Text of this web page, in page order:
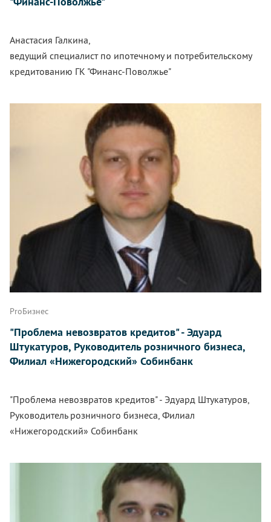
Анастасия Галкина,
ведущий специалист по ипотечному и потребительскому
кредитованию ГК "Финанс-Поволжье"
ProБизнес
"Проблема невозвратов кредитов" - Эдуард
Штукатуров, Руководитель розничного бизнеса,
Филиал «Нижегородский» Собинбанк
"Проблема невозвратов кредитов" - Эдуард Штукатуров,
Руководитель розничного бизнеса, Филиал
«Нижегородский» Собинбанк